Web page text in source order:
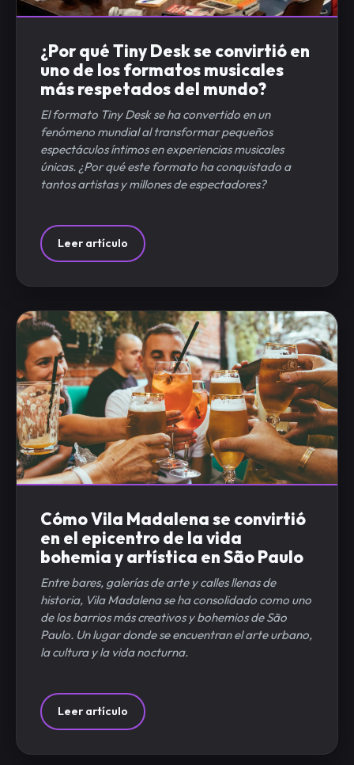
¿Por qué Tiny Desk se convirtió en
uno de los formatos musicales
más respetados del mundo?
El formato Tiny Desk se ha convertido en un
fenómeno mundial al transformar pequeños
espectáculos íntimos en experiencias musicales
únicas. ¿Por qué este formato ha conquistado a
tantos artistas y millones de espectadores?
Leer artículo
Cómo Vila Madalena se convirtió
en el epicentro de la vida
bohemia y artística en São Paulo
Entre bares, galerías de arte y calles llenas de
historia, Vila Madalena se ha consolidado como uno
de los barrios más creativos y bohemios de São
Paulo. Un lugar donde se encuentran el arte urbano,
la cultura y la vida nocturna.
Leer artículo